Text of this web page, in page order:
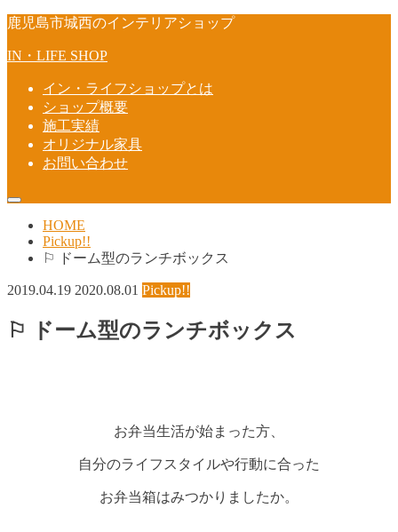
鹿児島市城西のインテリアショップ
IN・LIFE SHOP
イン・ライフショップとは
ショップ概要
施工実績
オリジナル家具
お問い合わせ
HOME
Pickup!!
⚐ ドーム型のランチボックス
2019.04.19 2020.08.01 Pickup!!
⚐ ドーム型のランチボックス
お弁当生活が始まった方、
自分のライフスタイルや行動に合った
お弁当箱はみつかりましたか。